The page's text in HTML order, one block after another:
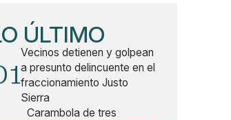
ÚLTIMO
Vecinos detienen y golpean
a presunto delincuente en el
fraccionamiento Justo
Sierra
Carambola de tres